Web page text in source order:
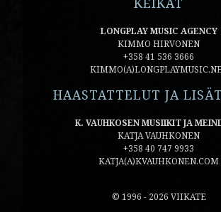
LONGPLAY MUSIC AGENCY
KIMMO HIRVONEN
+358 41 536 3666
HAASTATTELUT JA
K. VAUHKOSEN MUSIIKIT JA
KATJA VAUHKONEN
+358 40 747 9933
KATJA(A)KVAUHKONEN.COM
© 1996 - 2026 VIIKATE